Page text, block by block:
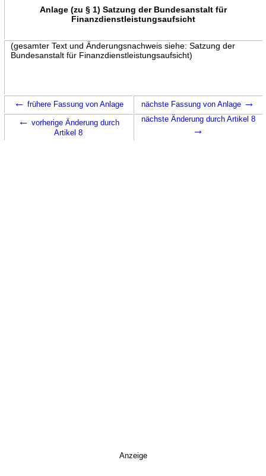
Anlage (zu § 1) Satzung der Bundesanstalt für
Finanzdienstleistungsaufsicht
(gesamter Text und Änderungsnachweis siehe: Satzung der
Bundesanstalt für Finanzdienstleistungsaufsicht)
← frühere Fassung von Anlage nächste Fassung von Anlage →
← vorherige Änderung durch
Artikel 8
nächste Änderung durch Artikel 8
→
Anzeige